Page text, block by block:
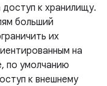
к хранилищу.
больший
их
на
по умолчанию
к внешнему